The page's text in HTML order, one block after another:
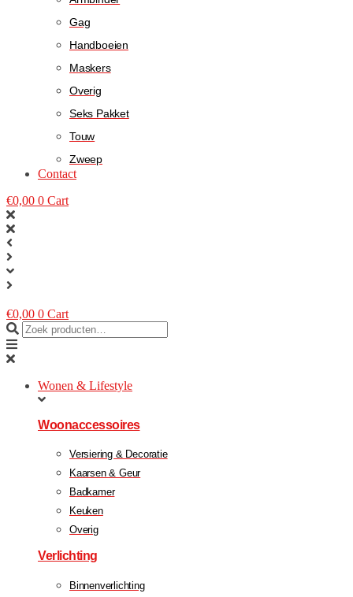
Gag
Handboeien
Maskers
Overig
Seks Pakket
Touw
Zweep
Contact
€0,00 0 Cart
€0,00 0 Cart
Wonen & Lifestyle
Woonaccessoires
Versiering & Decoratie
Kaarsen & Geur
Badkamer
Keuken
Overig
Verlichting
Binnenverlichting